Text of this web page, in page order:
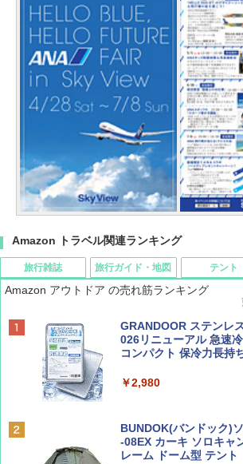
Amazon トラベル関連ランキング
旅行雑誌
BE-PAL(ビ-パル) 2026
SOTO ミニマル"旅"財
ディズニーファン ２
誌] (ＤＩＳＮＥＹ Ｆ
旅行ガイド・地図
D40 地球の歩き方 チェ
力的な町 2026～2027
地球の歩き方 スター・
￥2,695
テント
[キャンパーズコレクシ
プテント 傘みたいに広
ッとサンシェード キュ
&ハイキング カーキ
PYKES PEAK (パイク
Amazon アウトドア の売れ筋ランキング
GRANDOOR ステンレ
026リニューアル 急速
コンパクト 保冷力長持
￥2,980
BUNDOK(バンドック)
-08EX カーキ ソロキャ
レーム ドーム型 テント